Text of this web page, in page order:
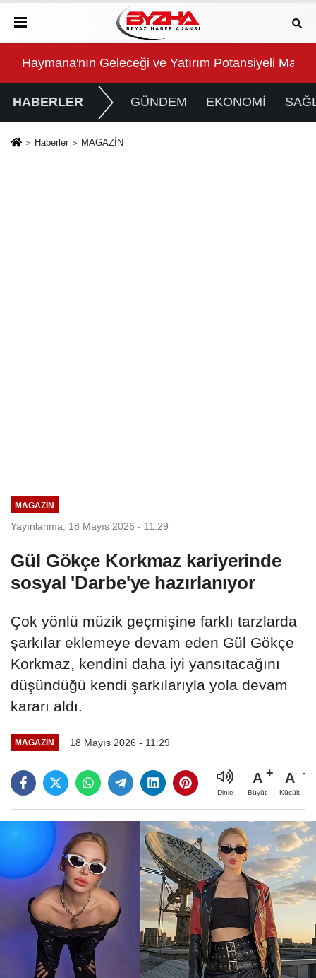
Yatırıldı
Manisa Büyükşehir Belediyesi “Sağlıklı İşyeri”
HABERLER GÜNDEM EKONOMİ
Haberler MAGAZİN
MAGAZİN
Yayınlanma: 18 Mayıs 2026 - 11:29
Gül Gökçe Korkmaz kariyerinde
sosyal 'Darbe'ye hazırlanıyor
Çok yönlü müzik geçmişine farklı tarzlarda
şarkılar eklemeye devam eden Gül Gökçe
Korkmaz, kendini daha iyi yansıtacağını
düşündüğü kendi şarkılarıyla yola devam
kararı aldı.
MAGAZİN 18 Mayıs 2026 - 11:29
Dinle
A
Büyüt
A
Küçült